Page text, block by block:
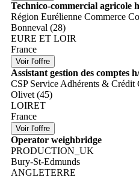
Technico-commercial agricole
Région Eurélienne Commerce
Bonneval (28)
EURE ET LOIR
France
Assistant gestion des comptes
CSP Service Adhérents & Crédit
Olivet (45)
LOIRET
France
Operator weighbridge
PRODUCTION_UK
Bury-St-Edmunds
ANGLETERRE